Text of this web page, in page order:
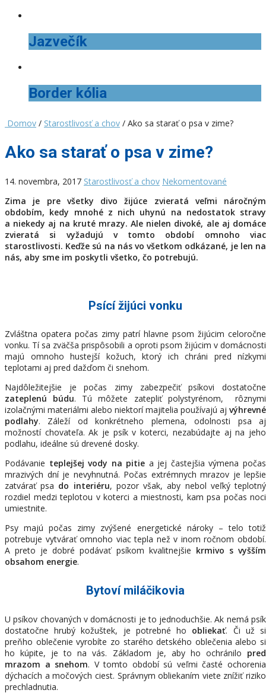
Jazvečík
Border kólia
Domov / Starostlivosť a chov / Ako sa starať o psa v zime?
Ako sa starať o psa v zime?
14. novembra, 2017 Starostlivosť a chov Nekomentované
Zima je pre všetky divo žijúce zvieratá veľmi náročným
obdobím, kedy mnohé z nich uhynú na nedostatok stravy
a niekedy aj na kruté mrazy. Ale nielen divoké, ale aj domáce
zvieratá si vyžadujú v tomto období omnoho viac
starostlivosti. Keďže sú na nás vo všetkom odkázané, je len na
nás, aby sme im poskytli všetko, čo potrebujú.
Psící žijúci vonku
Zvláštna opatera počas zimy patrí hlavne psom žijúcim celoročne
vonku. Tí sa zväčša prispôsobili a oproti psom žijúcim v domácnosti
majú omnoho hustejší kožuch, ktorý ich chráni pred nízkymi
teplotami aj pred dažďom či snehom.
Najdôležitejšie je počas zimy zabezpečiť psíkovi dostatočne
zateplenú búdu. Tú môžete zatepliť polystyrénom, rôznymi
izolačnými materiálmi alebo niektorí majitelia používajú aj výhrevné
podlahy. Záleží od konkrétneho plemena, odolnosti psa aj
možností chovateľa. Ak je psík v koterci, nezabúdajte aj na jeho
podlahu, ideálne sú drevené dosky.
Podávanie teplejšej vody na pitie a jej častejšia výmena počas
mrazivých dní je nevyhnutná. Počas extrémnych mrazov je lepšie
zatvárať psa do interiéru, pozor však, aby nebol veľký teplotný
rozdiel medzi teplotou v koterci a miestnosti, kam psa počas noci
umiestnite.
Psy majú počas zimy zvýšené energetické nároky – telo totiž
potrebuje vytvárať omnoho viac tepla než v inom ročnom období.
A preto je dobré podávať psíkom kvalitnejšie krmivo s vyšším
obsahom energie.
Bytoví miláčikovia
U psíkov chovaných v domácnosti je to jednoduchšie. Ak nemá psík
dostatočne hrubý kožuštek, je potrebné ho obliekať. Či už si
preňho oblečenie vyrobíte zo starého detského oblečenia alebo si
ho kúpite, je to na vás. Základom je, aby ho ochránilo pred
mrazom a snehom. V tomto období sú veľmi časté ochorenia
dýchacích a močových ciest. Správnym obliekaním viete znížiť riziko
prechladnutia.